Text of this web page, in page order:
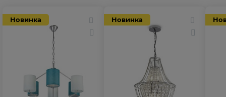
Новинка Новинка